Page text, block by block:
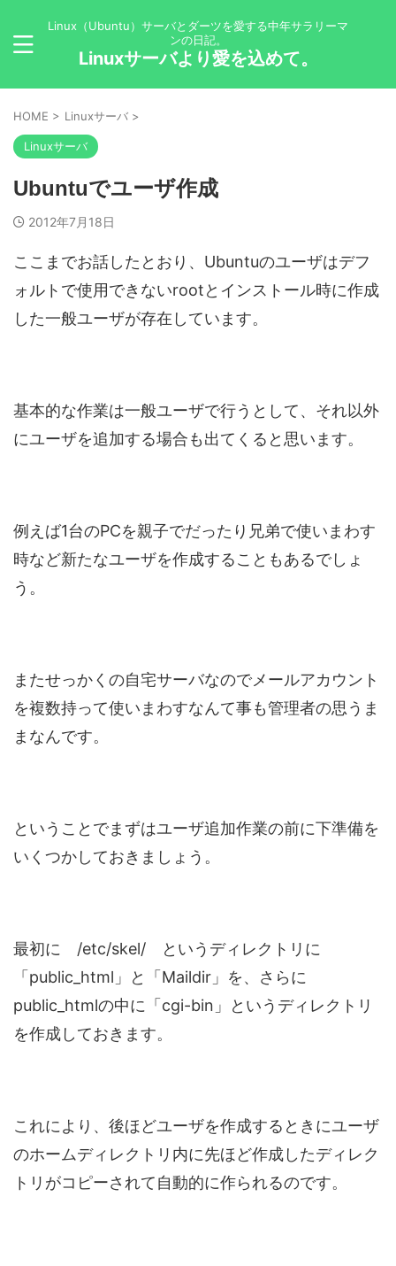
Linux（Ubuntu）サーバとダーツを愛する中年サラリーマ
ンの日記。
Linuxサーバより愛を込めて。
HOME > Linuxサーバ >
Linuxサーバ
Ubuntuでユーザ作成
2012年7月18日
ここまでお話したとおり、Ubuntuのユーザはデフ
ォルトで使用できないrootとインストール時に作成
した一般ユーザが存在しています。
基本的な作業は一般ユーザで行うとして、それ以外
にユーザを追加する場合も出てくると思います。
例えば1台のPCを親子でだったり兄弟で使いまわす
時など新たなユーザを作成することもあるでしょ
う。
またせっかくの自宅サーバなのでメールアカウント
を複数持って使いまわすなんて事も管理者の思うま
まなんです。
ということでまずはユーザ追加作業の前に下準備を
いくつかしておきましょう。
最初に /etc/skel/ というディレクトリに
「public_html」と「Maildir」を、さらに
public_htmlの中に「cgi-bin」というディレクトリ
を作成しておきます。
これにより、後ほどユーザを作成するときにユーザ
のホームディレクトリ内に先ほど作成したディレク
トリがコピーされて自動的に作られるのです。